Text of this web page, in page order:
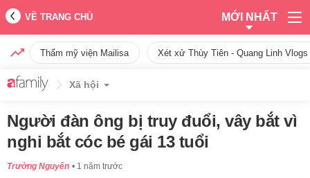
VỀ TRANG CHỦ MỚI NHẤT
Thẩm mỹ viện Mailisa Xét xử Thùy Tiên - Quang Linh
Xã hội
Người đàn ông bị truy đuổi, vây bắt vì
nghi bắt cóc bé gái 13 tuổi
Trường Nguyên 1 năm trước